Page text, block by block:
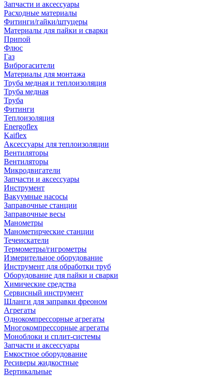
Запчасти и аксессуары
Расходные материалы
Фитинги/гайки/штуцеры
Материалы для пайки и сварки
Припой
Флюс
Газ
Виброгасители
Материалы для монтажа
Труба медная и теплоизоляция
Труба медная
Труба
Фитинги
Теплоизоляция
Energoflex
Kaiflex
Аксессуары для теплоизоляции
Вентиляторы
Вентиляторы
Микродвигатели
Запчасти и аксессуары
Инструмент
Вакуумные насосы
Заправочные станции
Заправочные весы
Манометры
Манометирческие станции
Течеискатели
Термометры/гигрометры
Измерительное оборудование
Инструмент для обработки труб
Оборудование для пайки и сварки
Химические средства
Сервисный инструмент
Шланги для заправки фреоном
Агрегаты
Однокомпрессорные агрегаты
Многокомпрессорные агрегаты
Моноблоки и сплит-системы
Запчасти и аксессуары
Емкостное оборудование
Ресиверы жидкостные
Вертикальные